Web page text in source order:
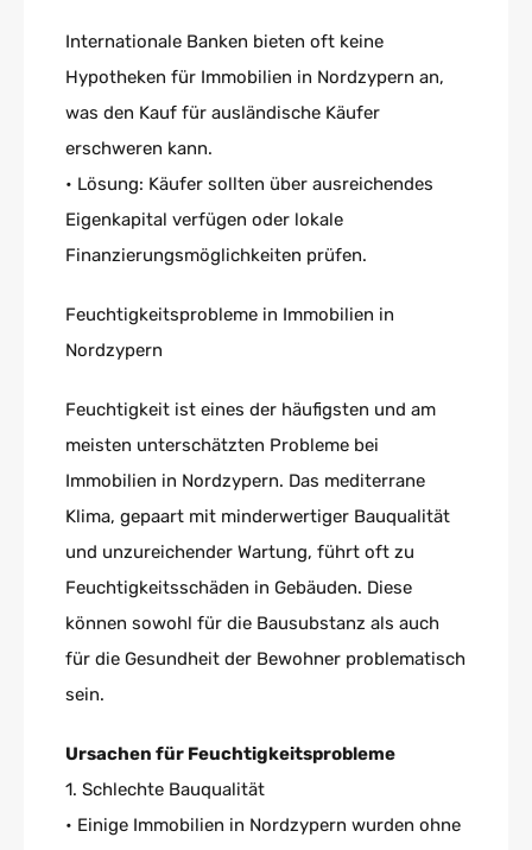
Internationale Banken bieten oft keine
Hypotheken für Immobilien in Nordzypern an,
was den Kauf für ausländische Käufer
erschweren kann.
• Lösung: Käufer sollten über ausreichendes
Eigenkapital verfügen oder lokale
Finanzierungsmöglichkeiten prüfen.
Feuchtigkeitsprobleme in Immobilien in
Nordzypern
Feuchtigkeit ist eines der häufigsten und am
meisten unterschätzten Probleme bei
Immobilien in Nordzypern. Das mediterrane
Klima, gepaart mit minderwertiger Bauqualität
und unzureichender Wartung, führt oft zu
Feuchtigkeitsschäden in Gebäuden. Diese
können sowohl für die Bausubstanz als auch
für die Gesundheit der Bewohner problematisch
sein.
Ursachen für Feuchtigkeitsprobleme
1. Schlechte Bauqualität
• Einige Immobilien in Nordzypern wurden ohne